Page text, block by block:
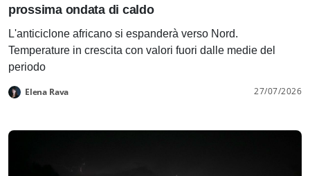
prossima ondata di caldo
L'anticiclone africano si espanderà verso Nord.
Temperature in crescita con valori fuori dalle medie del
periodo
Elena Rava 27/07/2026